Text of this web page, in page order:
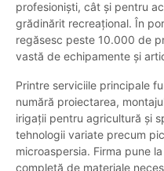
profesioniști, cât și pentru
grădinărit recreațional. În
regăsesc peste 10.000 de
vastă de echipamente și
Printre serviciile principale
numără proiectarea,
irigații pentru agricultură și
tehnologii variate precum
microaspersia. Firma pune
completă de materiale